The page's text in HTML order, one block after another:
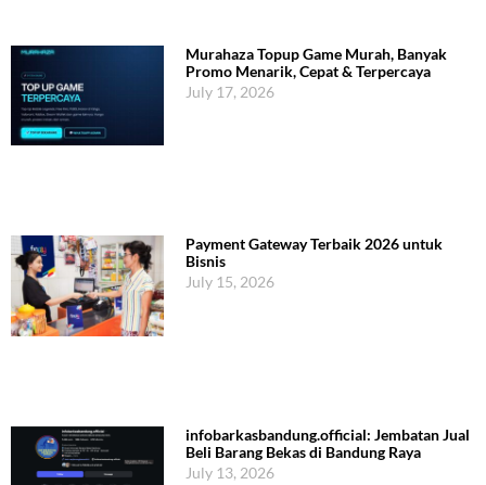
Murahaza Topup Game Murah, Banyak
Promo Menarik, Cepat & Terpercaya
July 17, 2026
Payment Gateway Terbaik 2026 untuk
Bisnis
July 15, 2026
infobarkasbandung.official: Jembatan Jual
Beli Barang Bekas di Bandung Raya
July 13, 2026